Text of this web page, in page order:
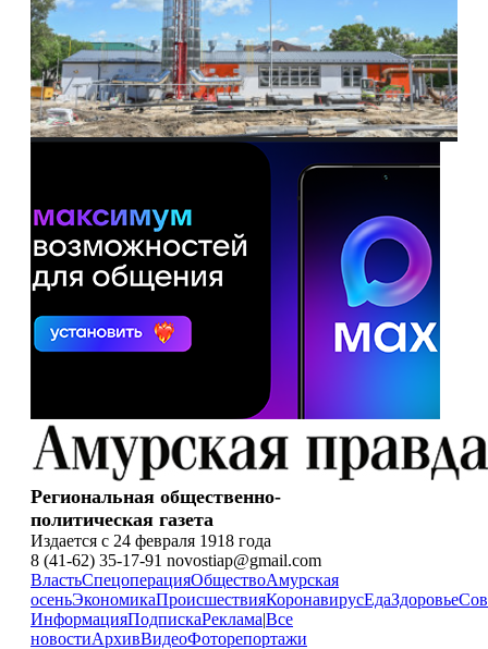
Региональная общественно-
политическая газета
Издается с 24 февраля 1918 года
8 (41-62) 35-17-91 novostiap@gmail.com
ВластьСпецоперацияОбществоАмурская
осеньЭкономикаПроисшествияКоронавирусЕдаЗдоровье
ИнформацияПодпискаРеклама|Все
новостиАрхивВидеоФоторепортажи